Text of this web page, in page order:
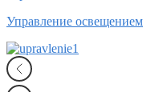
Управление освещением